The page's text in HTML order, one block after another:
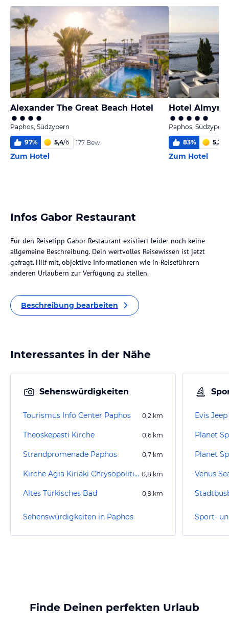
Alexander The Great Beach Hotel
Paphos, Südzypern
97% 5,4/6 177 Bew.
Zum Hotel
Hotel Almyra
Paphos, Südzypern
83% 5,3
Zum Hotel
Infos Gabor Restaurant
Für den Reisetipp Gabor Restaurant existiert leider noch keine
allgemeine Beschreibung. Dein wertvolles Reisewissen ist jetzt
gefragt. Hilf mit, objektive Informationen wie in Reiseführern
anderen Urlaubern zur Verfügung zu stellen.
Beschreibung bearbeiten
Interessantes in der Nähe
Sehenswürdigkeiten
Tourismus Info Center Paphos 0,2 km
Theoskepasti Kirche 0,6 km
Strandpromenade Paphos 0,7 km
Kirche Agia Kiriaki Chrysopolitissa/ Paulussäule 0,8 km
Altes Türkisches Bad 0,9 km
Sehenswürdigkeiten in Paphos
Evis
Planet
Planet
Venus
Sport-
Finde Deinen perfekten Urlaub